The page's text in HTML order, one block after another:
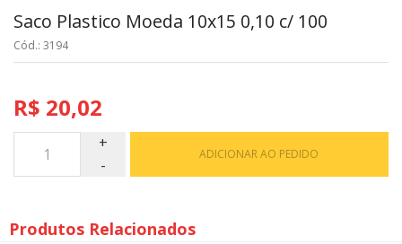
Saco Plastico Moeda 10x15 0,10 c/ 100
Cód.: 3194
R$ 20,02
ADICIONAR AO PEDIDO
Produtos Relacionados